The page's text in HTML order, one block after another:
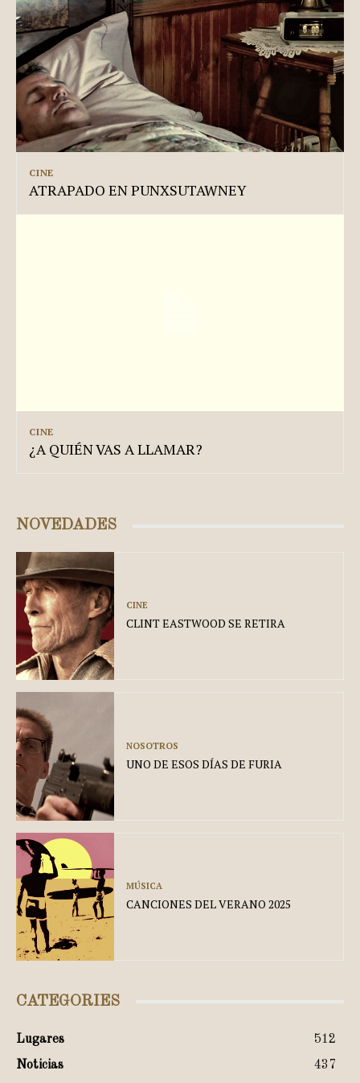
CINE
ATRAPADO EN PUNXSUTAWNEY
CINE
¿A QUIÉN VAS A LLAMAR?
NOVEDADES
CINE
CLINT EASTWOOD SE RETIRA
NOSOTROS
UNO DE ESOS DÍAS DE FURIA
MÚSICA
CANCIONES DEL VERANO 2025
CATEGORIES
Lugares
512
Noticias
437